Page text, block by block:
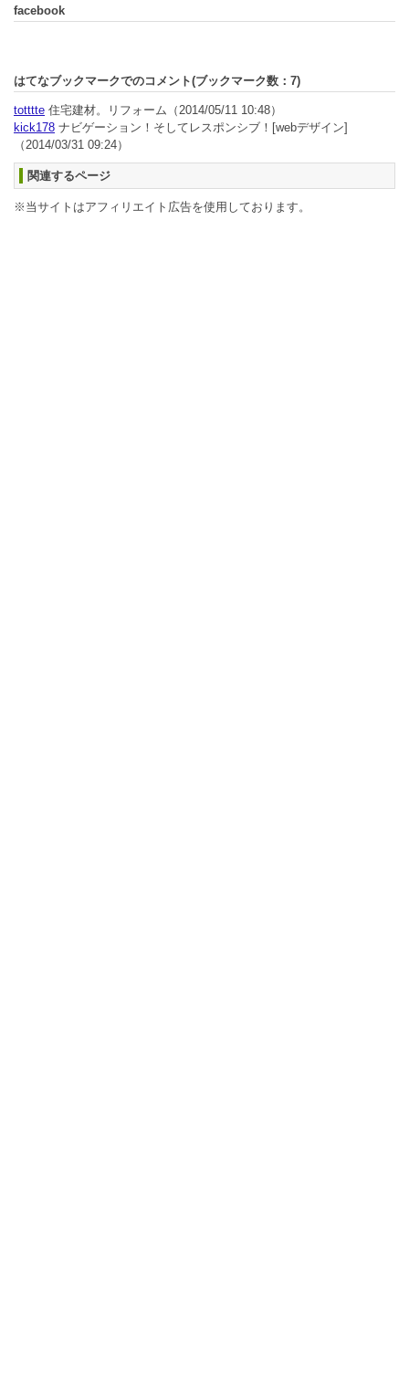
facebook
はてなブックマークでのコメント(ブックマーク数： 7)
totttte 住宅建材。リフォーム （2014/05/11 10:48）
kick178 ナビゲーション！そしてレスポンシブ！[webデザイン]
（2014/03/31 09:24）
関連するページ
※当サイトはアフィリエイト広告を使用しております。